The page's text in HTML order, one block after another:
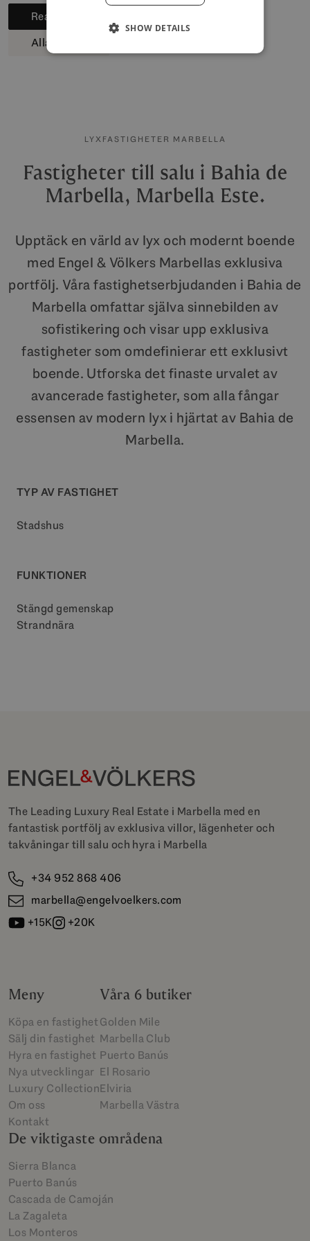
Read guide
Alla guider
LYXFASTIGHETER MARBELLA
Fastigheter till salu i Bahia de
Marbella, Marbella Este.
Upptäck en värld av lyx och modernt boende
med Engel & Völkers Marbellas exklusiva
portfölj. Våra fastighetserbjudanden i Bahia de
Marbella omfattar själva sinnebilden av
sofistikering och visar upp exklusiva
fastigheter som omdefinierar ett exklusivt
boende. Utforska det finaste urvalet av
avancerade fastigheter, som alla fångar
essensen av modern lyx i hjärtat av Bahia de
Marbella.
TYP AV FASTIGHET
Stadshus
FUNKTIONER
Stängd gemenskap
Strandnära
The Leading Luxury Real Estate i Marbella med en
fantastisk portfölj av exklusiva villor, lägenheter och
takvåningar till salu och hyra i Marbella
+34 952 868 406
marbella@engelvoelkers.com
+15K
+20K
Meny
Köpa en fastighet
Sälj din fastighet
Hyra en fastighet
Nya utvecklingar
Luxury Collection
Om oss
Kontakt
Våra 6 butiker
Golden Mile
Marbella Club
Puerto Banús
El Rosario
Elviria
Marbella Västra
De viktigaste områdena
Sierra Blanca
Puerto Banús
Cascada de Camoján
La Zagaleta
Los Monteros
SHOW DETAILS